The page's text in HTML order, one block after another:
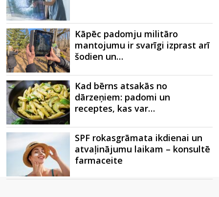
Kāpēc padomju militāro
mantojumu ir svarīgi izprast arī
šodien un…
Kad bērns atsakās no
dārzeņiem: padomi un
receptes, kas var…
SPF rokasgrāmata ikdienai un
atvaļinājumu laikam – konsultē
farmaceite